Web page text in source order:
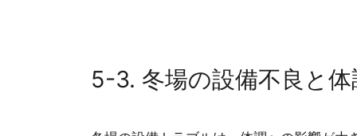
5-3. 冬場の設備不良と